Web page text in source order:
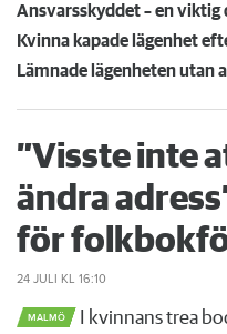
Ansvarsskyddet – en
”Visste inte
ändra
för
24 JULI KL 16:10
MALMÖ
I kvinnans trea